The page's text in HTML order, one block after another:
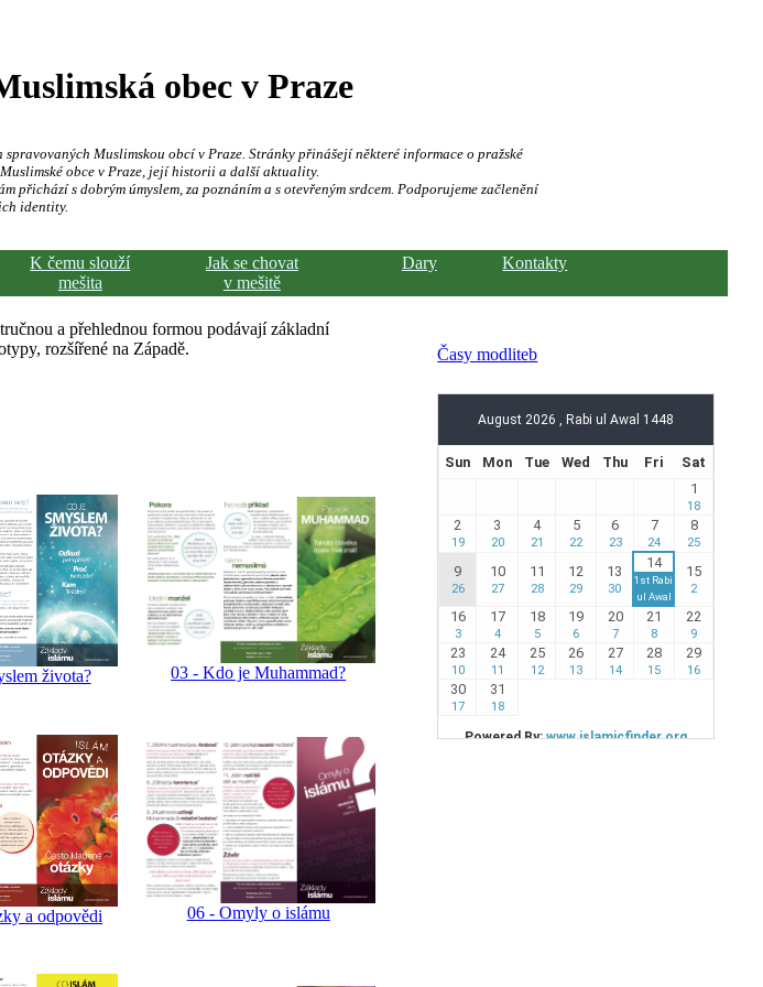
obec v Praze
Muslimskou obcí v Praze. Stránky přinášejí některé informace o pražské
obce v Praze, její historii a další aktuality.
přichází s dobrým úmyslem, za poznáním a s otevřeným srdcem. Podporujeme začlenění
identity.
K čemu slouží
mešita
Jak se chovat
v mešitě
Dary Kontakty
a přehlednou formou podávají základní
rozšířené na Západě.
života? 03 - Kdo je Muhammad?
a odpovědi 06 - Omyly o islámu
Časy modliteb